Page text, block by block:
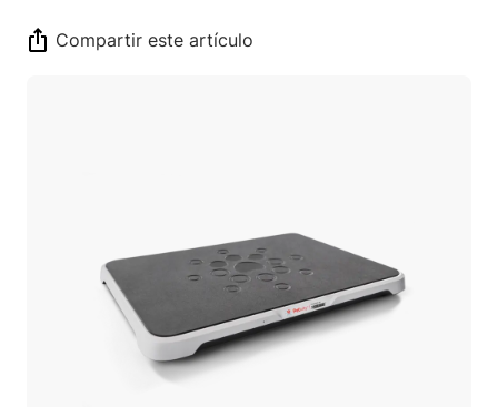
Compartir este artículo